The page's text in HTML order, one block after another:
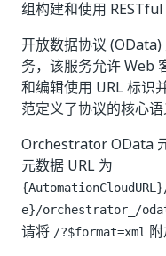
组构建和使用 RESTful
开放数据协议
务，该服务允许 Web
和编辑使用 URL 标识
范定义了协议的核心语
Orchestrator OData
元数据 URL 为
e}/orchestrator_/
请将 /?$format=xml